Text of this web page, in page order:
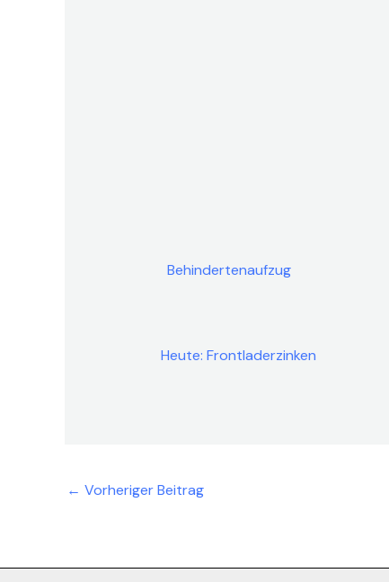
Behindertenaufzug
Heute: Frontladerzinken
← Vorheriger Beitrag